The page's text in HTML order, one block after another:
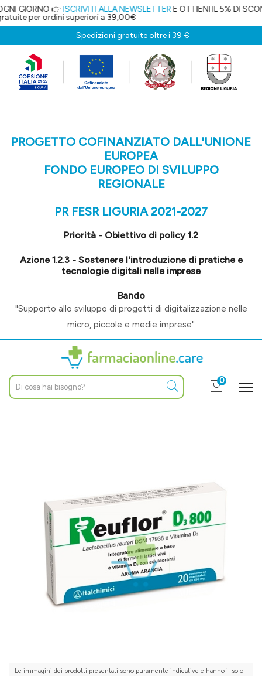
👉ISCRIVITI ALLA NEWSLETTERE OTTIENI IL 5% DI SCONTO!
superiori a 39,00€
Spedizioni gratuite oltre i 39 €
PROGETTO COFINANZIATO DALL'UNIONE
EUROPEA
FONDO EUROPEO DI SVILUPPO
REGIONALE
PR FESR LIGURIA 2021-2027
Priorità - Obiettivo di policy 1.2
Azione 1.2.3 - Sostenere l'introduzione di pratiche e
tecnologie digitali nelle imprese
Bando
"Supporto allo sviluppo di progetti di digitalizzazione nelle
micro, piccole e medie imprese"
0
Le immagini dei prodotti presentati sono puramente indicative e hanno il solo